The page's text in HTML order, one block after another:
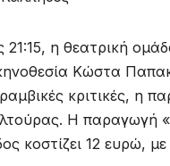
21:15, η θεατρική
Κώστα
κριτικές, η
Η
κοστίζει 12 ευρώ,